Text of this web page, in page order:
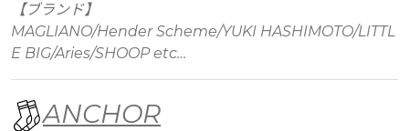
【ブランド】
MAGLIANO/Hender Scheme/YUKI HASHIMOTO/LITTL
E BIG/Aries/SHOOP etc…
ANCHOR